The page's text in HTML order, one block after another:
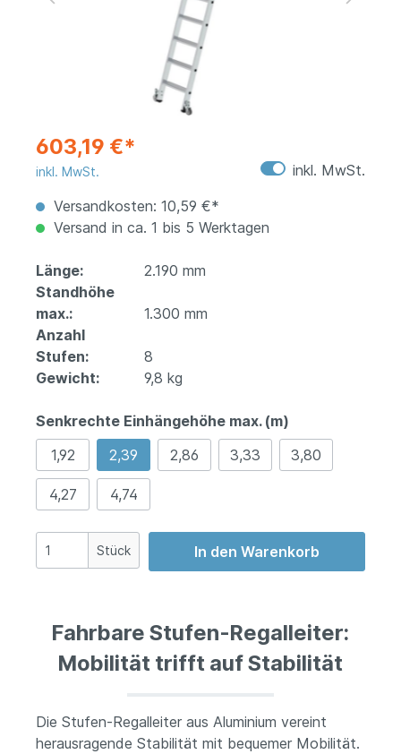
603,19 €*
inkl. MwSt.
inkl. MwSt.
Versandkosten: 10,59 €*
Versand in ca. 1 bis 5 Werktagen
Länge:
2.190 mm
Standhöhe
max.:
1.300 mm
Anzahl
Stufen:
8
Gewicht:
9,8 kg
Senkrechte Einhängehöhe max. (m)
1,92
2,39 2,86 3,33 3,80
4,27 4,74
Stück In den Warenkorb
Fahrbare Stufen-Regalleiter:
Mobilität trifft auf Stabilität
Die Stufen-Regalleiter aus Aluminium vereint
herausragende Stabilität mit bequemer Mobilität.